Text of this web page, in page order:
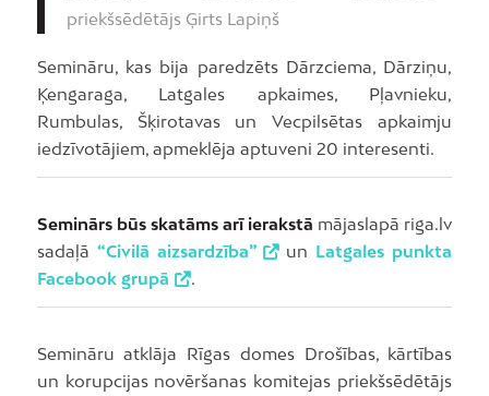
priekšsēdētājs Ģirts Lapiņš
Semināru, kas bija paredzēts Dārzciema, Dārziņu,
Ķengaraga, Latgales apkaimes, Pļavnieku,
Rumbulas, Šķirotavas un Vecpilsētas apkaimju
iedzīvotājiem, apmeklēja aptuveni 20 interesenti.
Seminārs būs skatāms arī ierakstā mājaslapā riga.lv
sadaļā “Civilā aizsardzība” un Latgales punkta
Facebook grupā
.
Semināru atklāja Rīgas domes Drošības, kārtības
un korupcijas novēršanas komitejas priekšsēdētājs